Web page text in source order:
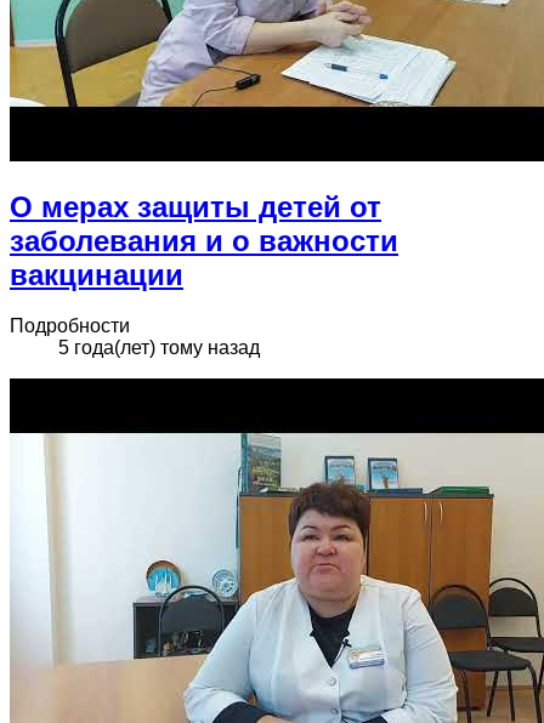
О мерах защиты детей от
заболевания и о важности
вакцинации
Подробности
5 года(лет) тому назад